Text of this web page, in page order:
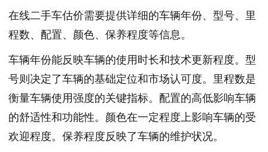
在线二手车估价需要提供详细的车辆年份、型号、里
程数、配置、颜色、保养程度等信息。
车辆年份能反映车辆的使用时长和技术更新程度。型
号则决定了车辆的基础定位和市场认可度。里程数是
衡量车辆使用强度的关键指标。配置的高低影响车辆
的舒适性和功能性。颜色在一定程度上影响车辆的受
欢迎程度。保养程度反映了车辆的维护状况。